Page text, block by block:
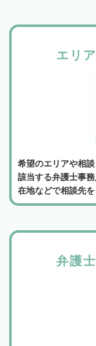
エリ
希望のエリアや相
該当する弁護士事
在地などで相談先を
弁護